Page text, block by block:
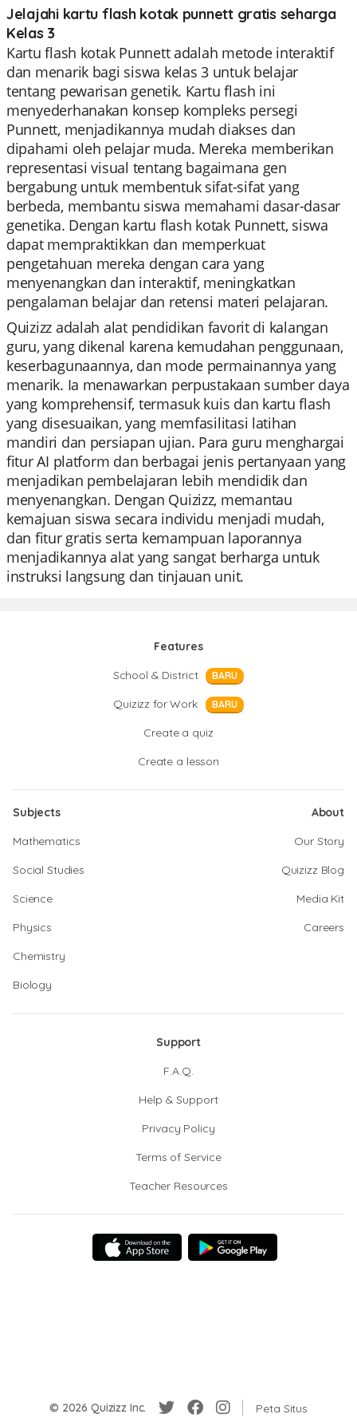
Jelajahi kartu flash kotak punnett gratis seharga
Kelas 3
Kartu flash kotak Punnett adalah metode interaktif
dan menarik bagi siswa kelas 3 untuk belajar
tentang pewarisan genetik. Kartu flash ini
menyederhanakan konsep kompleks persegi
Punnett, menjadikannya mudah diakses dan
dipahami oleh pelajar muda. Mereka memberikan
representasi visual tentang bagaimana gen
bergabung untuk membentuk sifat-sifat yang
berbeda, membantu siswa memahami dasar-dasar
genetika. Dengan kartu flash kotak Punnett, siswa
dapat mempraktikkan dan memperkuat
pengetahuan mereka dengan cara yang
menyenangkan dan interaktif, meningkatkan
pengalaman belajar dan retensi materi pelajaran.
Quizizz adalah alat pendidikan favorit di kalangan
guru, yang dikenal karena kemudahan penggunaan,
keserbagunaannya, dan mode permainannya yang
menarik. Ia menawarkan perpustakaan sumber daya
yang komprehensif, termasuk kuis dan kartu flash
yang disesuaikan, yang memfasilitasi latihan
mandiri dan persiapan ujian. Para guru menghargai
fitur AI platform dan berbagai jenis pertanyaan yang
menjadikan pembelajaran lebih mendidik dan
menyenangkan. Dengan Quizizz, memantau
kemajuan siswa secara individu menjadi mudah,
dan fitur gratis serta kemampuan laporannya
menjadikannya alat yang sangat berharga untuk
instruksi langsung dan tinjauan unit.
Features
School & District
BARU
Quizizz for Work BARU
Create a quiz
Create a lesson
Subjects
Mathematics
Social Studies
Science
Physics
Chemistry
Biology
About
Our Story
Quizizz Blog
Media Kit
Careers
Support
F.A.Q.
Help & Support
Privacy Policy
Terms of Service
Teacher Resources
© 2026 Quizizz Inc. Peta Situs